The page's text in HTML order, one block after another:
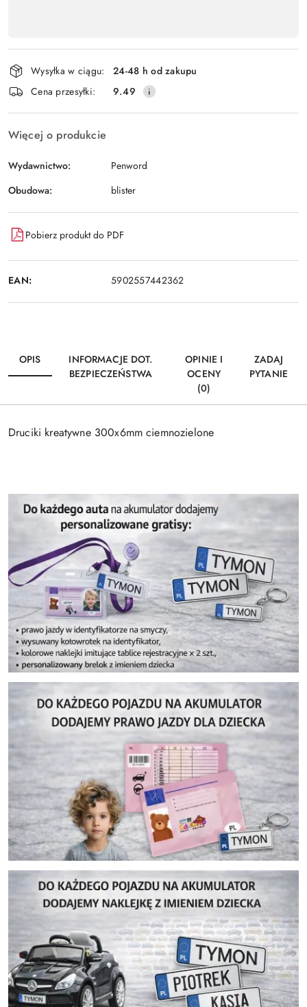
płatność
i
dostawa
Wysyłka w ciągu:
24-48 h od zakupu
Cena przesyłki:
9.49
Więcej o produkcie
Wydawnictwo:
Penword
Obudowa:
blister
Pobierz produkt do PDF
EAN: 5902557442362
OPIS
INFORMACJE DOT.
BEZPIECZEŃSTWA
OPINIE I
OCENY
(0)
ZADAJ
PYTANIE
Druciki kreatywne 300x6mm ciemnozielone